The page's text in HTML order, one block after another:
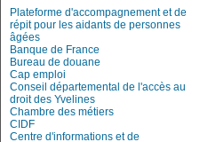
Plateforme d'accompagnement et de
répit pour les aidants de personnes
âgées
Banque de France
Bureau de douane
Cap emploi
Conseil départemental de l'accès au
droit des Yvelines
Chambre des métiers
CIDF
Centre d'informations et de